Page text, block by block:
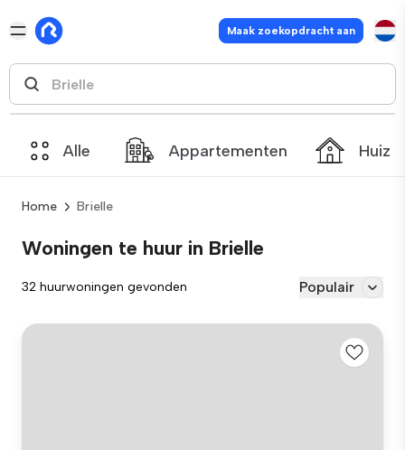
Maak zoekopdracht aan
Alle Appartementen
Home Brielle
Woningen te huur in Brielle
32 huurwoningen gevonden Populair